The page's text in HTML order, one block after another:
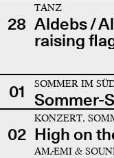
28
TANZ
Aldebs /
raising
01 SOMMER IM
Sommer-
02
KONZERT,
High on
AMÆMI &